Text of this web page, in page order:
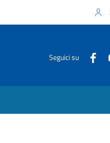
Seguici su